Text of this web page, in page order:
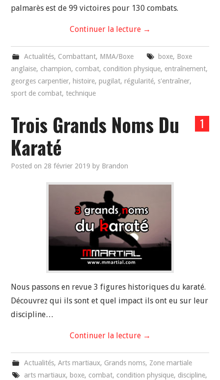
palmarès est de 99 victoires pour 130 combats.
Continuer la lecture →
Actualités, Combattant, MMA/Boxe boxe, Boxe
anglaise, champion, combat, condition physique, entraînement,
georges carpentier, histoire,pugilat,régularité, s'entraîner,
sport de combat, technique
1
Trois Grands Noms Du
Karaté
Posted on 28 février 2019 by Brandon
Nous passons en revue 3 figures historiques du karaté.
Découvrez qui ils sont et quel impact ils ont eu sur leur
discipline…
Continuer la lecture →
Actualités, Arts martiaux, Grands noms, Zone martiale
arts martiaux, boxe, combat, condition physique, discipline,